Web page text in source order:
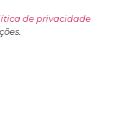
de privacidade